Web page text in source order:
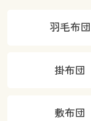
羽毛布団
掛布団
敷布団